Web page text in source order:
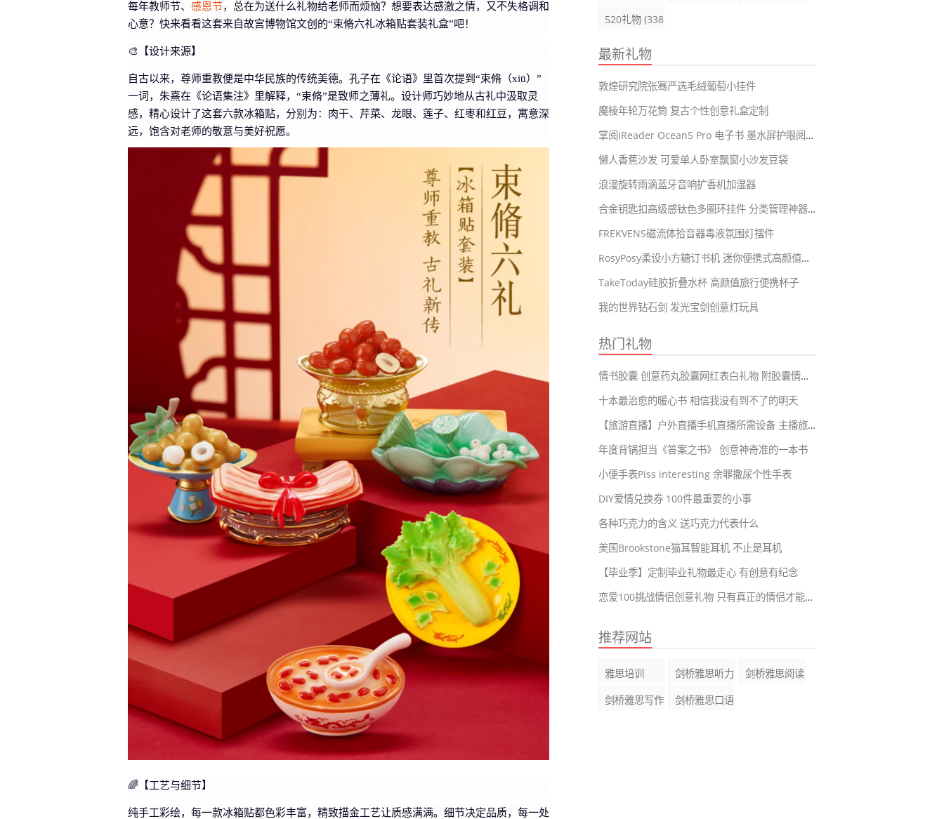
每年教师节、 感恩节，总在为送什么礼物给老师而烦恼？想要表达感激之情，又不失格调和
心意？快来看看这套来自故宫博物馆文创的“束脩六礼冰箱贴套装礼盒”吧！
🎨【设计来源】
自古以来，尊师重教便是中华民族的传统美德。孔子在《论语》里首次提到“束脩（xiū）”
一词，朱熹在《论语集注》里解释，“束脩”是致师之薄礼。设计师巧妙地从古礼中汲取灵
感，精心设计了这套六款冰箱贴，分别为：肉干、芹菜、龙眼、莲子、红枣和红豆，寓意深
远，饱含对老师的敬意与美好祝愿。
🌈【工艺与细节】
纯手工彩绘，每一款冰箱贴都色彩丰富，精致描金工艺让质感满满。细节决定品质，每一处
520礼物 (338)
最新礼物
敦煌研究院张骞严选毛绒葡萄小挂件
魔棱年轮万花筒 复古个性创意礼盒定制
掌阅iReader Ocean5 Pro 电子书 墨水屏护眼阅读器
懒人香蕉沙发 可爱单人卧室飘窗小沙发豆袋
浪漫旋转雨滴蓝牙音响扩香机加湿器
合金钥匙扣高级感钛色多圈环挂件 分类管理神器可拆卸串链
FREKVENS磁流体拾音器毒液氛围灯摆件
RosyPosy柔设小方糖订书机 迷你便携式高颜值可爱手握式订书器
TakeToday硅胶折叠水杯 高颜值旅行便携杯子
我的世界钻石剑 发光宝剑创意灯玩具
热门礼物
情书胶囊 创意药丸胶囊网红表白礼物 附胶囊情话短句99大全
十本最治愈的暖心书 相信我没有到不了的明天
【旅游直播】户外直播手机直播所需设备 主播旅游再也不会耽误直播啦
年度背锅担当《答案之书》 创意神奇准的一本书
小便手表Piss interesting 余罪撒尿个性手表
DIY爱情兑换券 100件最重要的小事
各种巧克力的含义 送巧克力代表什么
美国Brookstone猫耳智能耳机 不止是耳机
【毕业季】定制毕业礼物最走心 有创意有纪念
恋爱100挑战情侣创意礼物 只有真正的情侣才能完成的挑战
推荐网站
雅思培训 剑桥雅思听力
剑桥雅思阅读
剑桥雅思写作
剑桥雅思口语